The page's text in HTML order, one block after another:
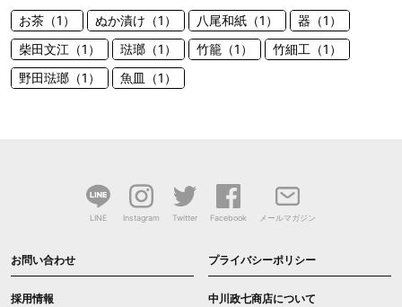
お茶（1） ぬか漬け（1） 八尾和紙（1）
器（1）
柴田文江（1）
琺瑯（1） 竹籠（1）
竹細工（1）
野田琺瑯（1）
魚皿（1）
LINE Instagram Twitter Facebook メールマガジン
お問い合わせ プライバシーポリシー
採用情報 中川政七商店について